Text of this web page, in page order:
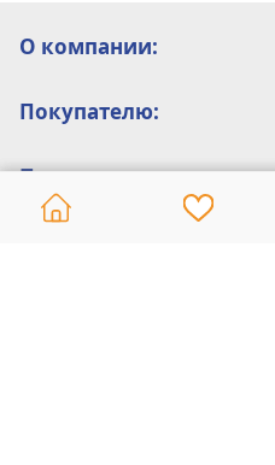
О компании:
Покупателю:
Помощь: